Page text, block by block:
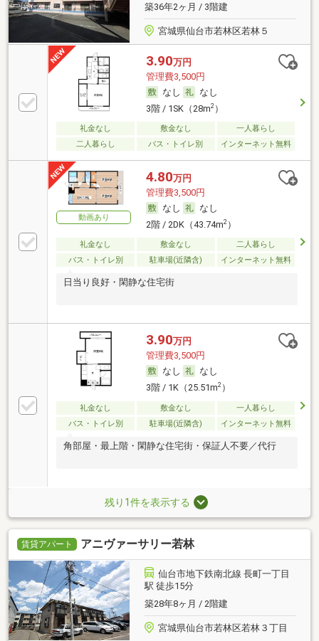
築36年2ヶ月 / 3階建
宮城県仙台市若林区若林５
3.90万円
管理費3,500円
なし
なし
3階 / 1SK（28m2）
礼金なし 敷金なし
一人暮らし
二人暮らし
バス・トイレ別 インターネット無料
動画あり
4.80万円
管理費3,500円
なし
なし
2階 / 2DK（43.74m2）
礼金なし 敷金なし
二人暮らし
バス・トイレ別
駐車場(近隣含) インターネット無料
日当り良好・閑静な住宅街
3.90万円
管理費3,500円
なし
なし
3階 / 1K（25.51m2）
礼金なし 敷金なし
一人暮らし
バス・トイレ別
駐車場(近隣含) インターネット無料
角部屋・最上階・閑静な住宅街・保証人不要／代行
残り1件を表示する
賃貸アパート アニヴァーサリー若林
仙台市地下鉄南北線 長町一丁目
駅 徒歩15分
築28年8ヶ月 / 2階建
宮城県仙台市若林区若林３丁目